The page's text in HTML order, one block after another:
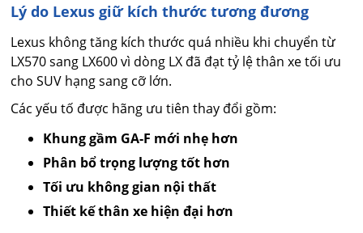
Lý do Lexus giữ kích thước tương đương
Lexus không tăng kích thước quá nhiều khi chuyển từ
LX570 sang LX600 vì dòng LX đã đạt tỷ lệ thân xe tối ưu
cho SUV hạng sang cỡ lớn.
Các yếu tố được hãng ưu tiên thay đổi gồm:
Khung gầm GA-F mới nhẹ hơn
Phân bổ trọng lượng tốt hơn
Tối ưu không gian nội thất
Thiết kế thân xe hiện đại hơn